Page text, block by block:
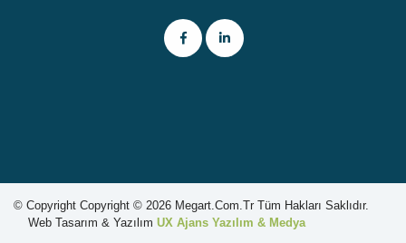
© Copyright Copyright © 2026 Megart.com.tr Tüm Hakları Saklıdır.
Web Tasarım & Yazılım UX Ajans Yazılım & Medya